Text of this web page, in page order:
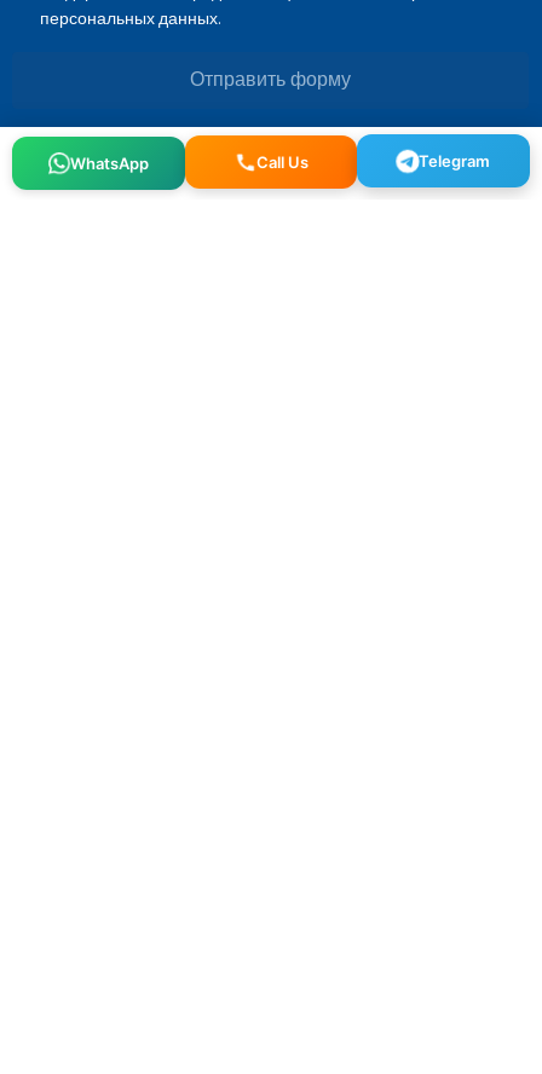
WhatsApp Call Us Telegram
персональных данных.
Отправить форму